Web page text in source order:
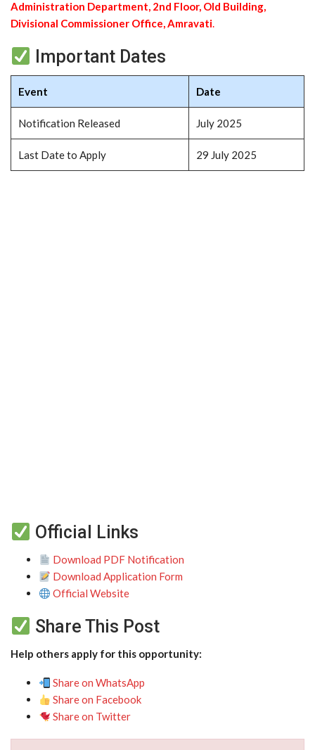
Administration Department, 2nd Floor, Old Building,
Divisional Commissioner Office, Amravati.
Important Dates
Event Date
Notification Released July 2025
Last Date to Apply 29 July 2025
Official Links
Download PDF Notification
Download Application Form
Official Website
Share This Post
Help others apply for this opportunity:
Share on WhatsApp
Share on Facebook
Share on Twitter